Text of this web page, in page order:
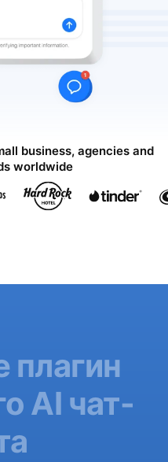
business, agencies and
worldwide
плагин
AI чат-